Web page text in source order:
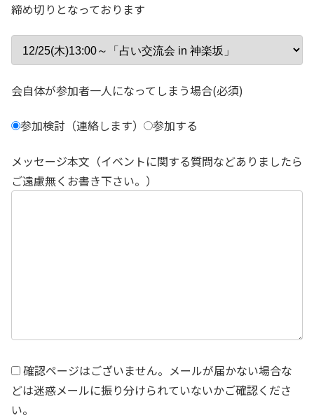
締め切りとなっております
会自体が参加者一人になってしまう場合(必須)
参加検討（連絡します） 参加する
メッセージ本文（イベントに関する質問などありましたら
ご遠慮無くお書き下さい。）
確認ページはございません。メールが届かない場合な
どは迷惑メールに振り分けられていないかご確認くださ
い。